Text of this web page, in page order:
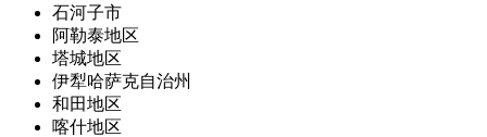
石河子市
阿勒泰地区
塔城地区
伊犁哈萨克自治州
和田地区
喀什地区